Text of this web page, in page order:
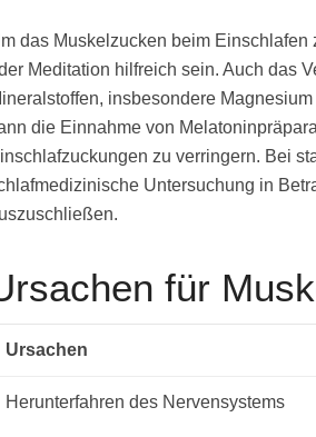
das Muskelzucken beim
Meditation hilfreich sein. Auch das
insbesondere
die Einnahme von
zu verringern. Bei
Untersuchung in
für
Ursachen
Herunterfahren des Nervensystems